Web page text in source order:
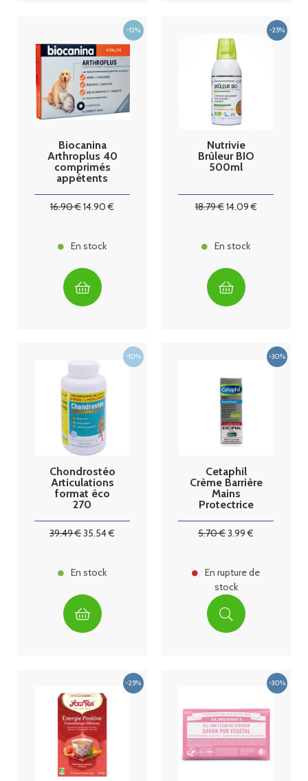
Biocanina
Arthroplus 40
comprimés
appétents
16.90€14.90 €
En stock
Nutrivie
Brûleur BIO
500ml
18.79€14.09€
En stock
Chondrostéo
Articulations
format éco
270
39.49€35.54€
En stock
Cetaphil
Crème Barrière
Mains
Protectrice
5.70€3.99 €
En rupture de
stock